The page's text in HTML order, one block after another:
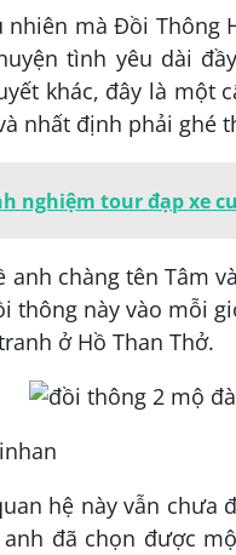
nhiên mà Đồi Thông
tình yêu dài
khác, đây là một
nhất định phải ghé
nghiệm tour đạp xe
anh chàng tên Tâm
thông này vào mỗi
ở Hồ Than Thở.
hệ này vẫn chưa
đã chọn được